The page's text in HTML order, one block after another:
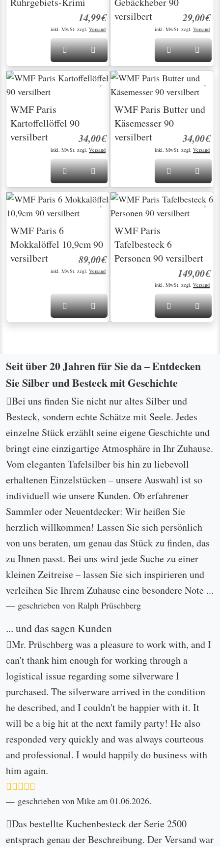
14,99€
inkl. MwSt. zzgl. Versand
versilbert
29,00€
inkl. MwSt. zzgl. Versand
WMF Paris
Kartoffellöffel 90
versilbert
34,00€
inkl. MwSt. zzgl. Versand
WMF Paris Butter und
Käsemesser 90
versilbert
34,00€
inkl. MwSt. zzgl. Versand
WMF Paris 6
Mokkalöffel 10,9cm 90
versilbert
89,00€
inkl. MwSt. zzgl. Versand
WMF Paris
Tafelbesteck 6
Personen 90 versilbert
149,00€
inkl. MwSt. zzgl. Versand
Seit über 20 Jahren für Sie da – Entdecken
Sie Silber und Besteck mit Geschichte
Bei uns finden Sie nicht nur altes Silber und
Besteck, sondern echte Schätze mit Seele. Jedes
einzelne Stück erzählt seine eigene Geschichte und
bringt eine einzigartige Atmosphäre in Ihr Zuhause.
Vom eleganten Tafelsilber bis hin zu liebevoll
erhaltenen Einzelstücken – unsere Auswahl ist so
individuell wie unsere Kunden. Ob erfahrener
Sammler oder Neuentdecker: Wir heißen Sie
herzlich willkommen! Lassen Sie sich persönlich
von uns beraten, um genau das Stück zu finden, das
zu Ihnen passt. Bei uns wird jede Suche zu einer
kleinen Zeitreise – lassen Sie sich inspirieren und
verleihen Sie Ihrem Zuhause eine besondere Note ...
geschrieben von Ralph Prüschberg
... und das sagen Kunden
Mr. Prüschberg was a pleasure to work with, and I
can't thank him enough for working through a
logistical issue regarding some silverware I
purchased. The silverware arrived in the condition
he described, and I couldn't be happier with it. It
will be a big hit at the next family party! He also
responded very quickly and was always courteous
and professional. I would happily do business with
him again.
geschrieben von Mike am 01.06.2026.
Das bestellte Kuchenbesteck der Serie 2500
entsprach genau der Beschreibung. Der Versand war